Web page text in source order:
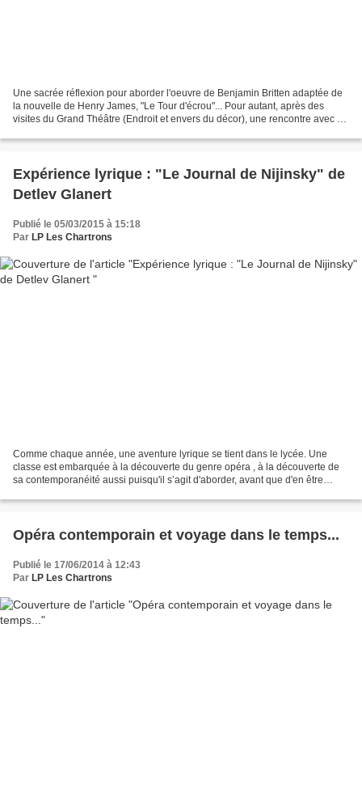
Une sacrée réflexion pour aborder l'oeuvre de Benjamin Britten adaptée de
la nouvelle de Henry James, "Le Tour d'écrou"... Pour autant, après des
visites du Grand Théâtre (Endroit et envers du décor), une rencontre avec un
Expérience lyrique : "Le Journal de Nijinsky" de
Detlev Glanert
Publié le 05/03/2015 à 15:18
Par LP Les Chartrons
Comme chaque année, une aventure lyrique se tient dans le lycée. Une
classe est embarquée à la découverte du genre opéra , à la découverte de
sa contemporanéité aussi puisqu'il s’agit d'aborder, avant que d'en être
Opéra contemporain et voyage dans le temps...
Publié le 17/06/2014 à 12:43
Par LP Les Chartrons